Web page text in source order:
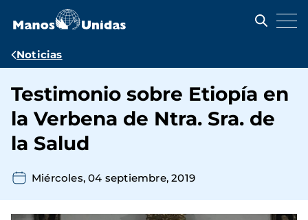
contenido
Ruta
navegación
Noticias
Testimonio sobre Etiopía en
la Verbena de Ntra. Sra. de
la Salud
Miércoles, 04 septiembre, 2019